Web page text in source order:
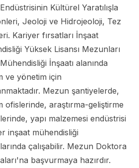
Kültürel Yaratılışla
Jeoloji ve Hidrojeoloji, Tez
Kariyer fırsatları İnşaat
Yüksek Lisansı Mezunları
İnşaatı alanında
ve yönetim için
Mezun şantiyelerde,
ofislerinde, araştırma-geliştirme
yapı malzemesi endüstrisi
inşaat mühendisliği
çalışabilir. Mezun Doktora
başvurmaya hazırdır.